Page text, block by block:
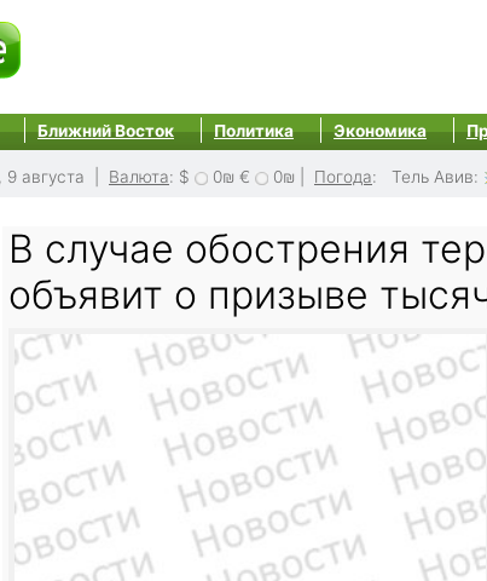
Ближний Восток Политика Экономика
9 августа | Валюта: $ 0₪ € 0₪ Погода: Тель Авив:
В случае обострения
объявит о призыве